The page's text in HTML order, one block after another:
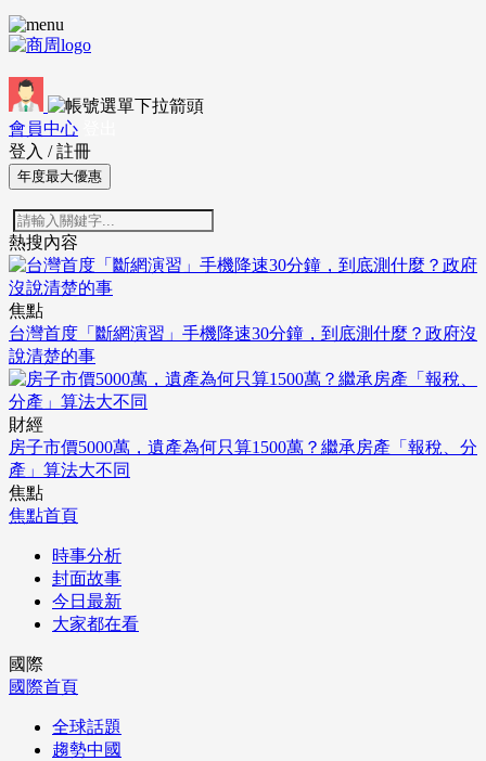
會員中心
登入 / 註冊
年度最大優惠
熱搜內容
焦點
台灣首度「斷網演習」手機降速30分鐘，到底測什麼？政府沒
說清楚的事
財經
房子市價5000萬，遺產為何只算1500萬？繼承房產「報稅、分
產」算法大不同
焦點
焦點首頁
時事分析
封面故事
今日最新
大家都在看
國際
國際首頁
全球話題
趨勢中國